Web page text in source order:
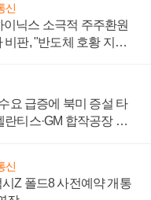
신
닉스 소극적 주주환원
비판, "반도체 호황 지속
요 급증에 북미 증설 타
란티스·GM 합작공장 건
신
Z 폴드8 사전예약 개통